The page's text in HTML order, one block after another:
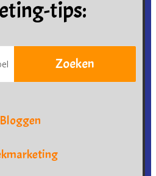
tips:
Bloggen